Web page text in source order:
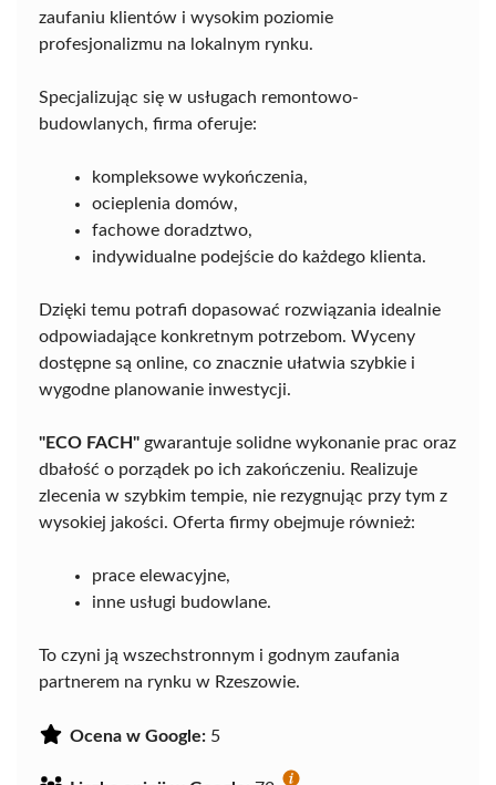
zaufaniu klientów i wysokim poziomie
profesjonalizmu na lokalnym rynku.
Specjalizując się w usługach remontowo-
budowlanych, firma oferuje:
kompleksowe wykończenia,
ocieplenia domów,
fachowe doradztwo,
indywidualne podejście do każdego klienta.
Dzięki temu potrafi dopasować rozwiązania idealnie
odpowiadające konkretnym potrzebom. Wyceny
dostępne są online, co znacznie ułatwia szybkie i
wygodne planowanie inwestycji.
"ECO FACH" gwarantuje solidne wykonanie prac oraz
dbałość o porządek po ich zakończeniu. Realizuje
zlecenia w szybkim tempie, nie rezygnując przy tym z
wysokiej jakości. Oferta firmy obejmuje również:
prace elewacyjne,
inne usługi budowlane.
To czyni ją wszechstronnym i godnym zaufania
partnerem na rynku w Rzeszowie.
Ocena w Google: 5